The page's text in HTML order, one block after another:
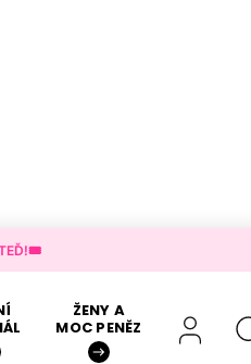
TEĎ!🎟️
ŽENY A
MOC PENĚZ